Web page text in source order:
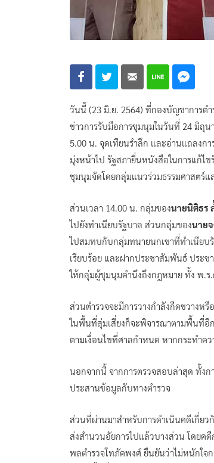
วันนี้ (23 มิ.ย. 2564) ที่กองบัญชาการตำ
ข่าวการรับมือการชุมนุมในวันที่ 24 มิถุน
5.00 น. จุดเทียนรำลึก และอ่านแถลงก
มุ่งหน้าไป รัฐสภายื่นหนังสือในการแก้ไ
ชุมนุมจัดโดยกลุ่มแนวร่วมธรรมศาสตร์
ส่วนเวลา 14.00 น. กลุ่มของนายนิติธร
ไปยังทำเนียบรัฐบาล ส่วนกลุ่มของนาย
ไปสมทบกับกลุ่มทนายนกเขาที่ทำเนียบ
เรียบร้อย และฝากประชาสัมพันธ์ ประ
ให้กลุ่มผู้ชุมนุมคำนึงถึงกฎหมาย ทั้ง พ.
ส่วนตำรวจจะมีการวางกำลังกีดขวางห
ในพื้นที่สุ่มเสี่ยงก็จะพิจารณาตามพื้นที่อี
ตามเงื่อนไขที่ศาลกำหนด หากกระทำค
นอกจากนี้ จากการตรวจสอบล่าสุด ทั้ง
ประสานข้อมูลกับทางตำรวจ
ส่วนที่ผ่านมาสำหรับการดำเนินคดีเกี่ย
ส่งสำนวนอัยการไปแล้วบางส่วน โดย
พลตำรวจโทภัคพงศ์ ยืนยันว่าไม่หนักใจ